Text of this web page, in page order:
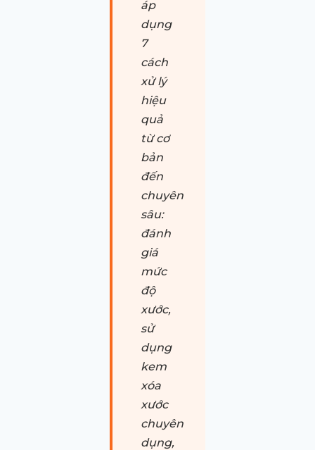
áp
dụng
7
cách
xử lý
hiệu
quả
từ cơ
bản
đến
chuyên
sâu:
đánh
giá
mức
độ
xước,
sử
dụng
kem
xóa
xước
chuyên
dụng,